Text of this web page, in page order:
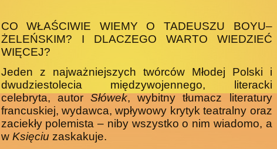
CO WŁAŚCIWIE WIEMY O TADEUSZU BOYU–
ŻELEŃSKIM? I DLACZEGO WARTO WIEDZIEĆ
WIĘCEJ?
Jeden z najważniejszych twórców Młodej Polski i
dwudziestolecia mię­dzywojennego, literacki
celebryta, au­torSłówek, wybitny tłumacz literatury
francuskiej, wydawca, wpływowy krytyk teatralny oraz
zaciekły polemi­sta – niby wszystko o nim wiadomo, a
w Księciu zaskakuje.